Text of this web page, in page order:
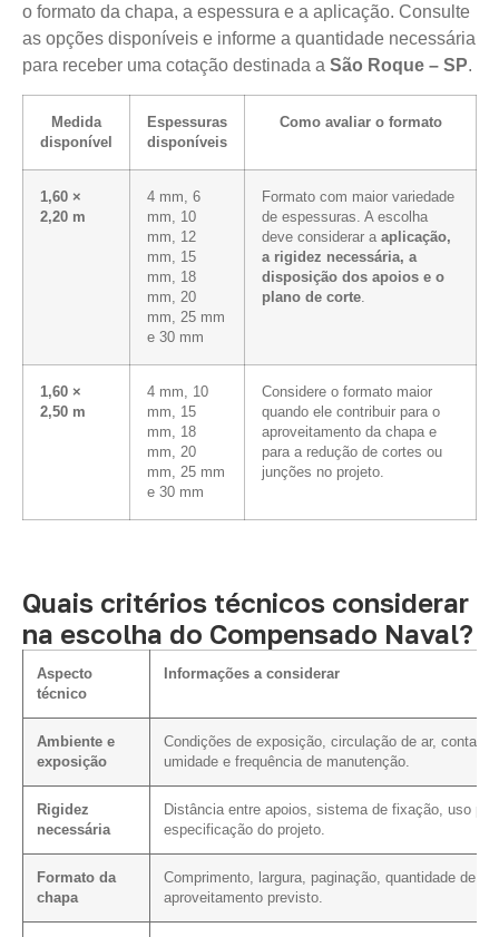
o formato da chapa, a espessura e a aplicação. Consulte
as opções disponíveis e informe a quantidade necessária
para receber uma cotação destinada a São Roque – SP.
Medida
disponível
Espessuras
disponíveis
Como avaliar o formato
1,60 ×
2,20 m
4 mm, 6
mm, 10
mm, 12
mm, 15
mm, 18
mm, 20
mm, 25 mm
e 30 mm
Formato com maior variedade
de espessuras. A escolha
deve considerar a aplicação,
a rigidez necessária, a
disposição dos apoios e o
plano de corte.
1,60 ×
2,50 m
4 mm, 10
mm, 15
mm, 18
mm, 20
mm, 25 mm
e 30 mm
Considere o formato maior
quando ele contribuir para o
aproveitamento da chapa e
para a redução de cortes ou
junções no projeto.
Quais critérios técnicos considerar
na escolha do Compensado Naval?
Aspecto
técnico
Informações a considerar
Ambiente e
exposição
Condições de exposição, circulação de ar, contato
umidade e frequência de manutenção.
Rigidez
necessária
Distância entre apoios, sistema de fixação, uso
especificação do projeto.
Formato da
chapa
Comprimento, largura, paginação, quantidade de
aproveitamento previsto.